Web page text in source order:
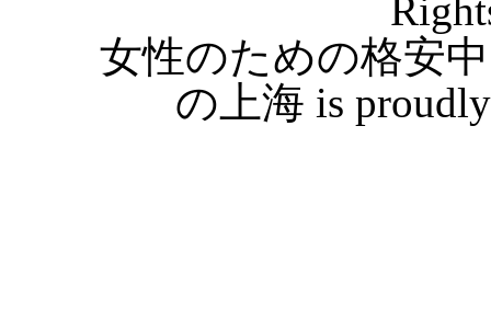
女性のための格安
の上海 is